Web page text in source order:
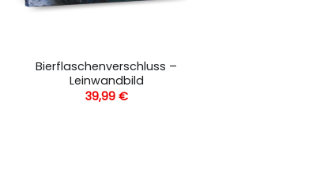
Bierflaschenverschluss –
Leinwandbild
39,99 €